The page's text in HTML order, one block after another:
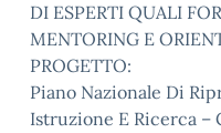
DI ESPERTI QUALI
MENTORING E
PROGETTO:
Piano Nazionale Di
Istruzione E Ricerca –